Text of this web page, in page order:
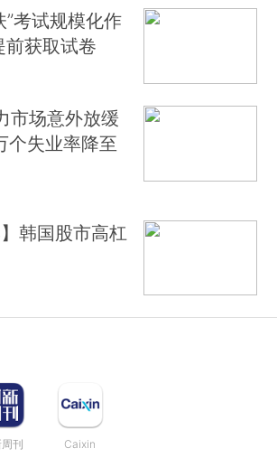
”考试规模化作
获取试卷
市场意外放缓
个失业率降至
韩国股市高杠
刊 Caixin